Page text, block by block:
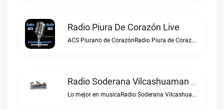
Radio Piura De Corazón Live
ACS Piurano de CorazónRadio Piura de Corazón live
Radio Soderana Vilcashuaman Live
Lo mejor en musicaRadio Soderana Vilcashuaman live